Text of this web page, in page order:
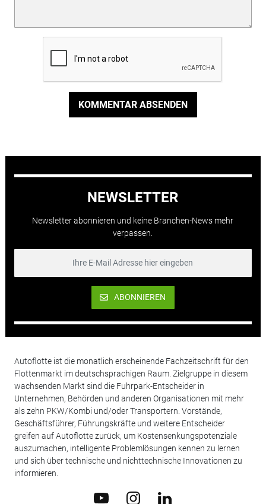
KOMMENTAR ABSENDEN
NEWSLETTER
Newsletter abonnieren und keine Branchen-News mehr
verpassen.
ABONNIEREN
Autoflotte ist die monatlich erscheinende Fachzeitschrift für den
Flottenmarkt im deutschsprachigen Raum. Zielgruppe in diesem
wachsenden Markt sind die Fuhrpark-Entscheider in
Unternehmen, Behörden und anderen Organisationen mit mehr
als zehn PKW/Kombi und/oder Transportern. Vorstände,
Geschäftsführer, Führungskräfte und weitere Entscheider
greifen auf Autoflotte zurück, um Kostensenkungspotenziale
auszumachen, intelligente Problemlösungen kennen zu lernen
und sich über technische und nichttechnische Innovationen zu
informieren.